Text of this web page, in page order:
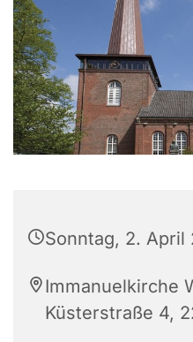
Sonntag, 2. April
Immanuelkirche
Küsterstraße 4,